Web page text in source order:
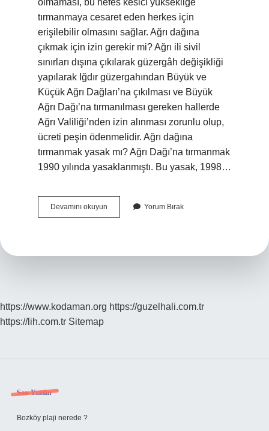
olmaması, bu nefes kesici yüksekliğe
tırmanmaya cesaret eden herkes için
erişilebilir olmasını sağlar. Ağrı dağına
çıkmak için izin gerekir mi? Ağrı ili sivil
sınırları dışına çıkılarak güzergâh değişikliği
yapılarak Iğdır güzergahından Büyük ve
Küçük Ağrı Dağları’na çıkılması ve Büyük
Ağrı Dağı’na tırmanılması gereken hallerde
Ağrı Valiliği’nden izin alınması zorunlu olup,
ücreti peşin ödenmelidir. Ağrı dağına
tırmanmak yasak mı? Ağrı Dağı’na tırmanmak
1990 yılında yasaklanmıştı. Bu yasak, 1998…
Devamını okuyun
Dağına
Yorum Bırak
https://www.kodaman.org https://guzelhali.com.tr
https://lih.com.tr Sitemap
Sidebar
Son Yazılar
Bozköy plaji nerede ?